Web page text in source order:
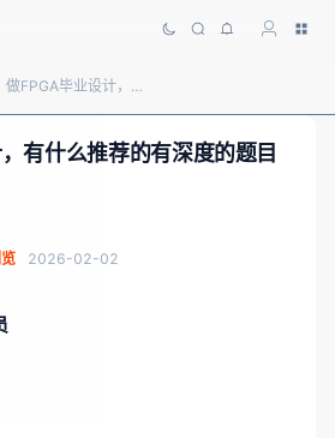
做FPGA毕业设计，有什么推荐的有深度的题目或方向吗？
有什么推荐的有深度的题目
2026-02-02